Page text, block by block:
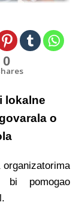
0
lokalne
o
bi pomogao